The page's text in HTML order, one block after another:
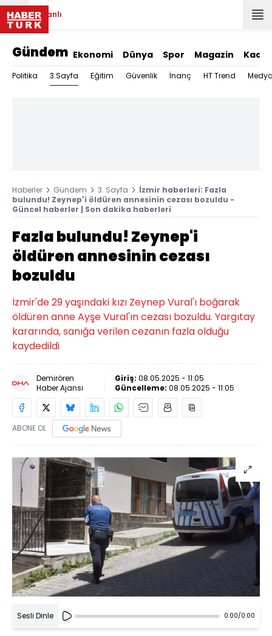
Canlı
Gündem Ekonomi Dünya Spor Magazin Kadın
Politika 3.Sayfa Eğitim Güvenlik İnanç HT Trend
Haberler Gündem 3. Sayfa
İzmir haberleri: Fazla
bulundu! Zeynep'i öldüren annesinin cezası bozuldu -
Güncel haberler | Son dakika haberleri
Fazla bulundu! Zeynep'i
öldüren annesinin cezası
bozuldu
İzmir'de 29 yaşındaki kızı Zeynep Vural'ı boğarak
öldüren anne Ayşe Vural'ın cezası bozuldu. Yargıtay
kararında, sanığa verilen cezanın fazla olduğu
kaydedildi
Demirören
Haber Ajansı
Giriş: 08.05.2025 - 11:05
Güncelleme: 08.05.2025 - 11:05
ABONE OL
Sesli Dinle 0:00/0:00